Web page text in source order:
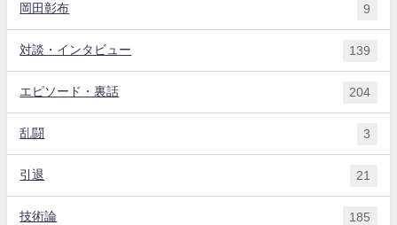
岡田彰布 9
対談・インタビュー 139
エピソード・裏話 204
乱闘 3
引退 21
技術論 185